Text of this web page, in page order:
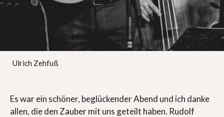
Ulrich Zehfuß
Es war ein schöner, beglückender Abend und ich danke
allen, die den Zauber mit uns geteilt haben. Rudolf